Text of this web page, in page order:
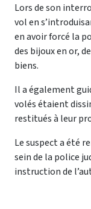
Lors de son
vol en
en avoir forcé la
des bijoux en or,
biens.
Il a également
volés étaient
restitués à leur
Le suspect a été
sein de la police
instruction de